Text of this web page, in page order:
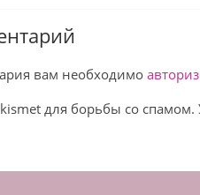
вам необходимо
для борьбы со